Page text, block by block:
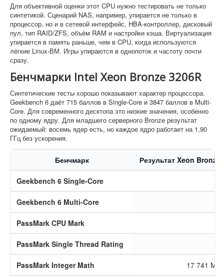
Для объективной оценки этот CPU нужно тестировать не только
синтетикой. Сценарий NAS, например, упирается не только в
процессор, но и в сетевой интерфейс, HBA-контроллер, дисковый
пул, тип RAID/ZFS, объём RAM и настройки кэша. Виртуализация
упирается в память раньше, чем в CPU, когда используются
лёгкие Linux-ВМ. Игры упираются в однопоток и частоту почти
сразу.
Бенчмарки Intel Xeon Bronze 3206R
Синтетические тесты хорошо показывают характер процессора.
Geekbench 6 даёт 715 баллов в Single-Core и 3847 баллов в Multi-
Core. Для современного десктопа это низкие значения, особенно
по одному ядру. Для младшего серверного Bronze результат
ожидаемый: восемь ядер есть, но каждое ядро работает на 1,90
ГГц без ускорения.
Бенчмарк Результат Xeon Bronze
Geekbench 6 Single-Core
Geekbench 6 Multi-Core
PassMark CPU Mark
PassMark Single Thread Rating
PassMark Integer Math 17 741